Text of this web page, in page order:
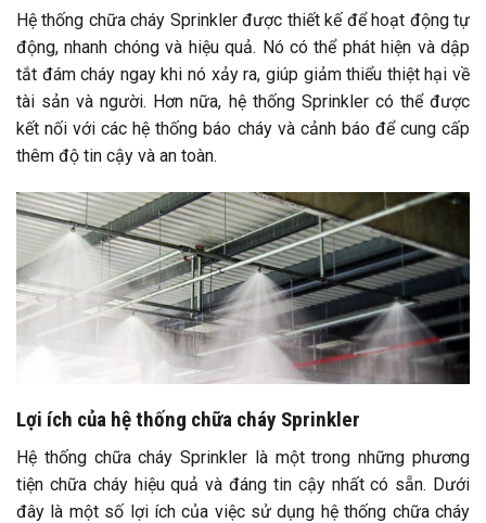
Hệ thống chữa cháy Sprinkler được thiết kế để hoạt động tự
động, nhanh chóng và hiệu quả. Nó có thể phát hiện và dập
tắt đám cháy ngay khi nó xảy ra, giúp giảm thiểu thiệt hại về
tài sản và người. Hơn nữa, hệ thống Sprinkler có thể được
kết nối với các hệ thống báo cháy và cảnh báo để cung cấp
thêm độ tin cậy và an toàn.
Lợi ích của hệ thống chữa cháy Sprinkler
Hệ thống chữa cháy Sprinkler là một trong những phương
tiện chữa cháy hiệu quả và đáng tin cậy nhất có sẵn. Dưới
đây là một số lợi ích của việc sử dụng hệ thống chữa cháy